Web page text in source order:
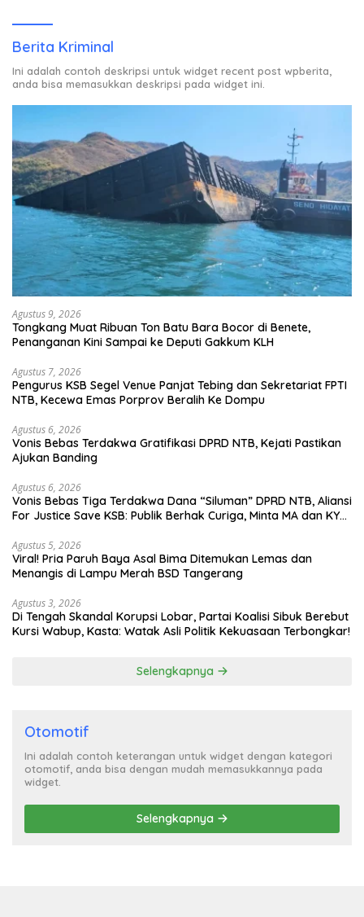
Berita Kriminal
Ini adalah contoh deskripsi untuk widget recent post wpberita,
anda bisa memasukkan deskripsi pada widget ini.
Agustus 9, 2026
Tongkang Muat Ribuan Ton Batu Bara Bocor di Benete,
Penanganan Kini Sampai ke Deputi Gakkum KLH
Agustus 7, 2026
Pengurus KSB Segel Venue Panjat Tebing dan Sekretariat FPTI
NTB, Kecewa Emas Porprov Beralih Ke Dompu
Agustus 6, 2026
Vonis Bebas Terdakwa Gratifikasi DPRD NTB, Kejati Pastikan
Ajukan Banding
Agustus 6, 2026
Vonis Bebas Tiga Terdakwa Dana “Siluman” DPRD NTB, Aliansi
For Justice Save KSB: Publik Berhak Curiga, Minta MA dan KY
Agustus 5, 2026
Viral! Pria Paruh Baya Asal Bima Ditemukan Lemas dan
Menangis di Lampu Merah BSD Tangerang
Agustus 3, 2026
Di Tengah Skandal Korupsi Lobar, Partai Koalisi Sibuk Berebut
Kursi Wabup, Kasta: Watak Asli Politik Kekuasaan Terbongkar!
Selengkapnya
Otomotif
Ini adalah contoh keterangan untuk widget dengan kategori
otomotif, anda bisa dengan mudah memasukkannya pada
widget.
Selengkapnya